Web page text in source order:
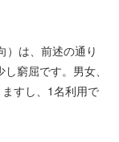
）は、前述の通り
窮屈です。男女、
すし、1名利用で